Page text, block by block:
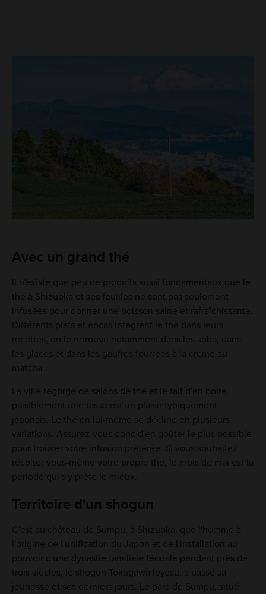
Avec un grand thé
Il n'existe que peu de produits aussi fondamentaux que le
thé à Shizuoka et ses feuilles ne sont pas seulement
infusées pour donner une boisson saine et rafraîchissante.
Différents plats et encas intègrent le thé dans leurs
recettes, on le retrouve notamment dans les soba, dans
les glaces et dans les gaufres fourrées à la crème au
matcha.
La ville regorge de salons de thé et le fait d'en boire
paisiblement une tasse est un plaisir typiquement
japonais. Le thé en lui-même se décline en plusieurs
variations. Assurez-vous donc d'en goûter le plus possible
pour trouver votre infusion préférée. Si vous souhaitez
récolter vous-même votre propre thé, le mois de mai est la
période qui s'y prête le mieux.
Territoire d'un shogun
C'est au château de Sumpu, à Shizuoka, que l'homme à
l'origine de l'unification du Japon et de l'installation au
pouvoir d'une dynastie familiale féodale pendant près de
trois siècles, le shogun Tokugawa Ieyasu, a passé sa
jeunesse et ses derniers jours. Le parc de Sumpu, situé